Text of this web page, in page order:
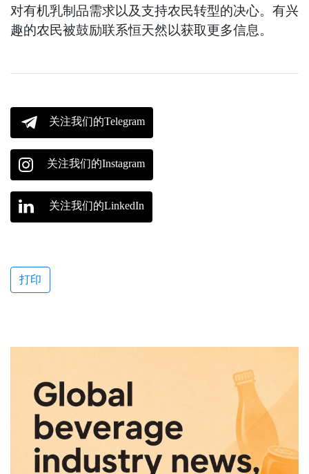
对有机乳制品需求以及支持农民转型的决心。有兴
趣的农民被鼓励联系恒天然以获取更多信息。
关注我们的Telegram
关注我们的Instagram
关注我们的LinkedIn
打印